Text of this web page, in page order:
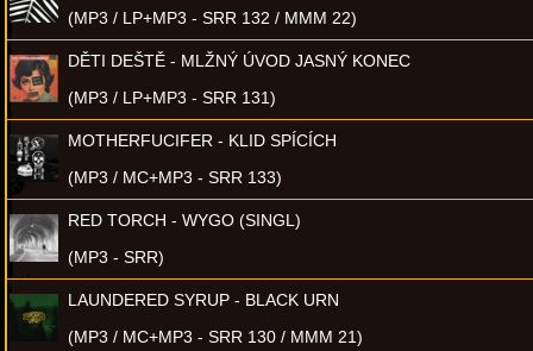
(MP3 / LP+MP3 - SRR 132 / MMM 22)
DĚTI DEŠTĚ - MLŽNÝ ÚVOD JASNÝ KONEC
(MP3 / LP+MP3 - SRR 131)
MOTHERFUCIFER - KLID SPÍCÍCH
(MP3 / MC+MP3 - SRR 133)
RED TORCH - WYGO (SINGL)
(MP3 - SRR)
LAUNDERED SYRUP - BLACK URN
(MP3 / MC+MP3 - SRR 130 / MMM 21)